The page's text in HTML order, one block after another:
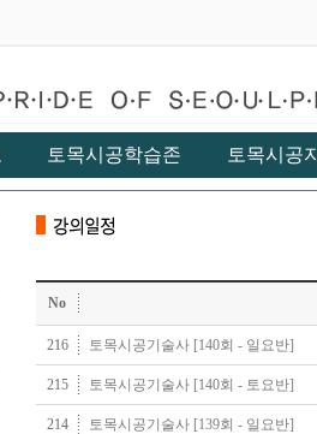
토목시공학습존 토목시공
No
216 토목시공기술사 [140회 - 일요반]
215 토목시공기술사 [140회 - 토요반]
214 토목시공기술사 [139회 - 일요반]